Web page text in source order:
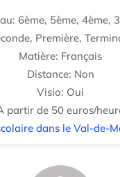
6ème, 5ème, 4ème,
Première,
Matière: Français
Distance: Non
Visio: Oui
partir de 50 euros/
dans le Val-de-